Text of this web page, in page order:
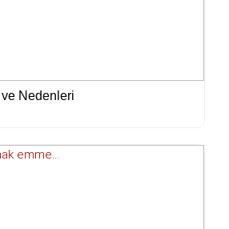
ve Nedenleri